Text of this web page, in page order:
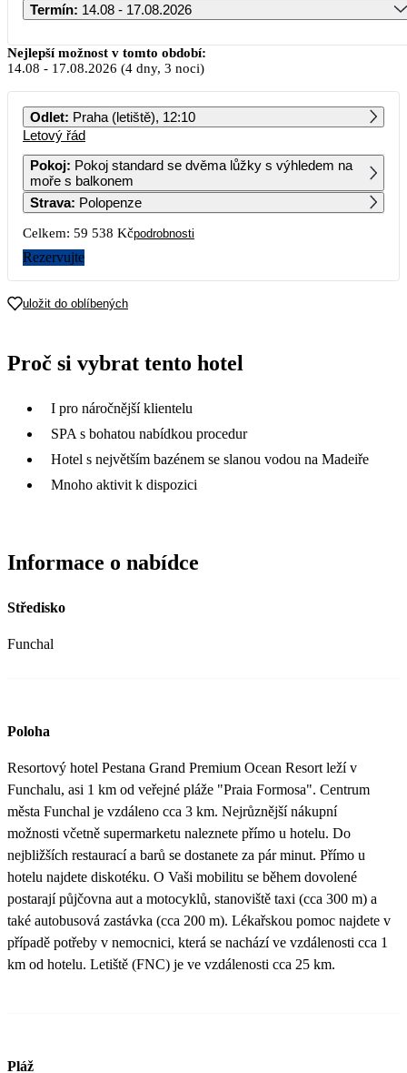
Termín: 14.08 - 17.08.2026
Srpen 2026
PO ÚT ST ČT PÁ SO NE
3 4 5 6 7 8 9
10 11 12
17
28 199
18
28 909
19 20 21 22 23
31
Nejlepší možnost v tomto období:
14.08 - 17.08.2026 (4 dny, 3 noci)
Odlet: Praha (letiště), 12:10
Letový řád
Pokoj: Pokoj standard se dvěma lůžky s výhledem na
moře s balkonem
Strava: Polopenze
Celkem: 59 538 Kčpodrobnosti
Rezervujte
uložit do oblíbených
Proč si vybrat tento hotel
I pro náročnější klientelu
SPA s bohatou nabídkou procedur
Hotel s největším bazénem se slanou vodou na Madeiře
Mnoho aktivit k dispozici
Informace o nabídce
Středisko
Funchal
Poloha
Resortový hotel Pestana Grand Premium Ocean Resort leží v
Funchalu, asi 1 km od veřejné pláže "Praia Formosa". Centrum
města Funchal je vzdáleno cca 3 km. Nejrůznější nákupní
možnosti včetně supermarketu naleznete přímo u hotelu. Do
nejbližších restaurací a barů se dostanete za pár minut. Přímo u
hotelu najdete diskotéku. O Vaši mobilitu se během dovolené
postarají půjčovna aut a motocyklů, stanoviště taxi (cca 300 m) a
také autobusová zastávka (cca 200 m). Lékařskou pomoc najdete v
případě potřeby v nemocnici, která se nachází ve vzdálenosti cca 1
km od hotelu. Letiště (FNC) je ve vzdálenosti cca 25 km.
Pláž